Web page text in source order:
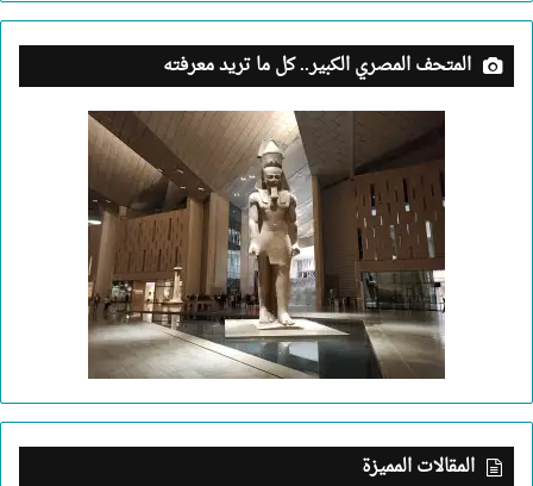
المتحف المصري الكبير.. كل ما تريد معرفته
المقالات المميزة